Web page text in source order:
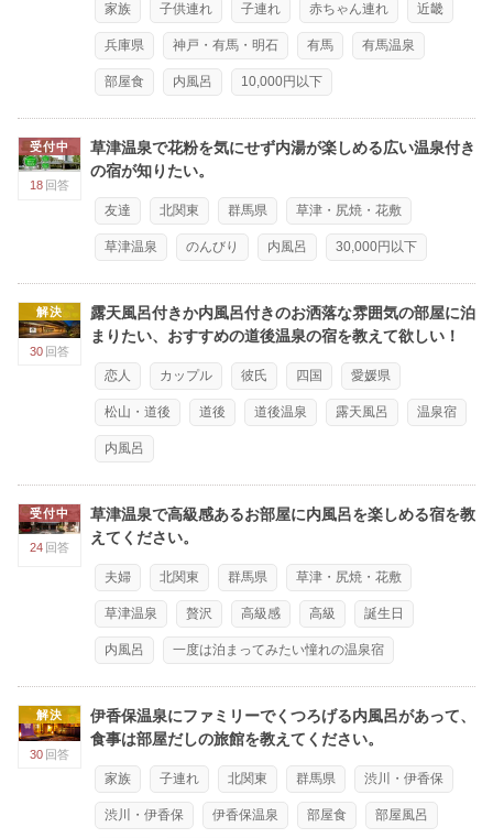
家族 子供連れ 子連れ 赤ちゃん連れ 近畿
兵庫県 神戸・有馬・明石 有馬 有馬温泉
部屋食 内風呂 10,000円以下
受付中
18 回答
草津温泉で花粉を気にせず内湯が楽しめる広い温泉付き
の宿が知りたい。
友達 北関東 群馬県 草津・尻焼・花敷
草津温泉 のんびり 内風呂 30,000円以下
解決
30 回答
露天風呂付きか内風呂付きのお洒落な雰囲気の部屋に泊
まりたい、おすすめの道後温泉の宿を教えて欲しい！
恋人 カップル 彼氏 四国 愛媛県
松山・道後 道後 道後温泉 露天風呂 温泉宿
内風呂
受付中
24 回答
草津温泉で高級感あるお部屋に内風呂を楽しめる宿を教
えてください。
夫婦 北関東 群馬県 草津・尻焼・花敷
草津温泉 贅沢 高級感 高級 誕生日
内風呂 一度は泊まってみたい憧れの温泉宿
解決
30 回答
伊香保温泉にファミリーでくつろげる内風呂があって、
食事は部屋だしの旅館を教えてください。
家族 子連れ 北関東 群馬県 渋川・伊香保
渋川・伊香保 伊香保温泉 部屋食 部屋風呂